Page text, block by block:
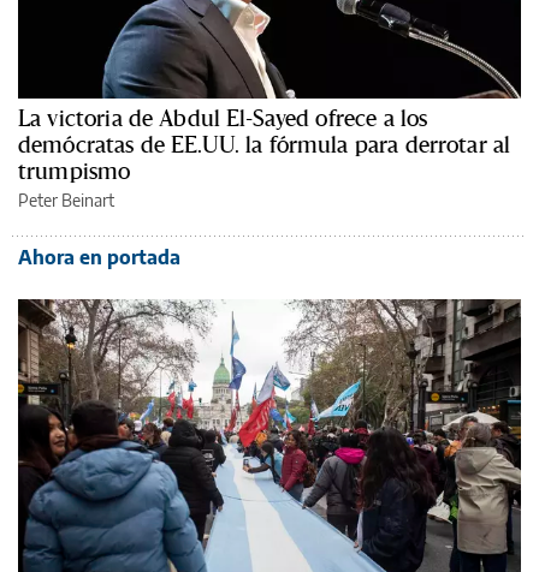
La victoria de Abdul El-Sayed ofrece a los
demócratas de EE.UU. la fórmula para derrotar al
trumpismo
Peter Beinart
Ahora en portada